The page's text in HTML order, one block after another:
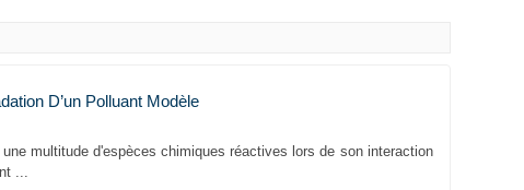
D’un Polluant Modèle
multitude d'espèces chimiques réactives lors de son interaction
...